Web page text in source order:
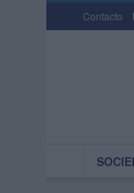
Contacto